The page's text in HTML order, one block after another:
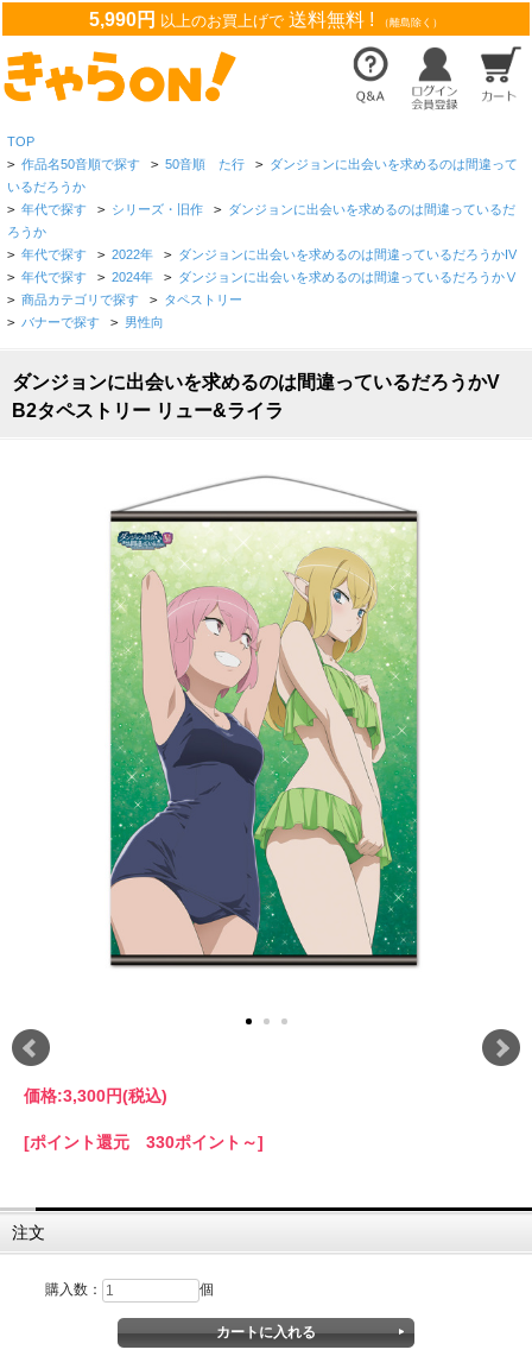
5,990円 以上のお買上げで 送料無料 ! （離島除く）
TOP
> 作品名50音順で探す > 50音順 た行 > ダンジョンに出会いを求めるのは間違って
いるだろうか
> 年代で探す > シリーズ・旧作 > ダンジョンに出会いを求めるのは間違っているだ
ろうか
> 年代で探す > 2022年 > ダンジョンに出会いを求めるのは間違っているだろうかIV
> 年代で探す > 2024年 > ダンジョンに出会いを求めるのは間違っているだろうかⅤ
> 商品カテゴリで探す > タペストリー
> バナーで探す > 男性向
ダンジョンに出会いを求めるのは間違っているだろうかV
B2タペストリー リュー&ライラ
価格:3,300円(税込)
[ポイント還元 330ポイント～]
注文
購入数： 個